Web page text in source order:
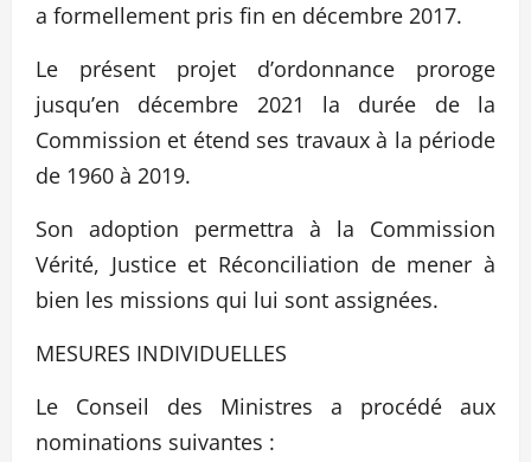
a formellement pris fin en décembre 2017.
Le présent projet d’ordonnance proroge
jusqu’en décembre 2021 la durée de la
Commission et étend ses travaux à la période
de 1960 à 2019.
Son adoption permettra à la Commission
Vérité, Justice et Réconciliation de mener à
bien les missions qui lui sont assignées.
MESURES INDIVIDUELLES
Le Conseil des Ministres a procédé aux
nominations suivantes :